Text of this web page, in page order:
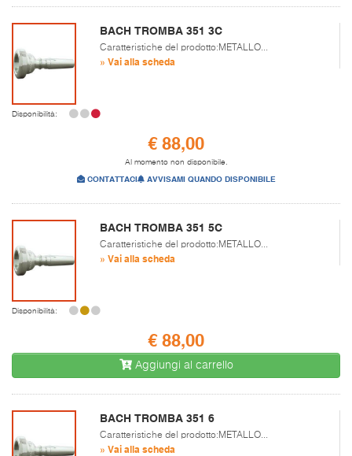
BACH TROMBA 351 3C
Caratteristiche del prodotto:METALLO...
» Vai alla scheda
Disponibilità:
€ 88,00
Al momento non disponibile.
CONTATTACI AVVISAMI QUANDO DISPONIBILE
BACH TROMBA 351 5C
Caratteristiche del prodotto:METALLO...
» Vai alla scheda
Disponibilità:
€ 88,00
Aggiungi al carrello
BACH TROMBA 351 6
Caratteristiche del prodotto:METALLO...
» Vai alla scheda